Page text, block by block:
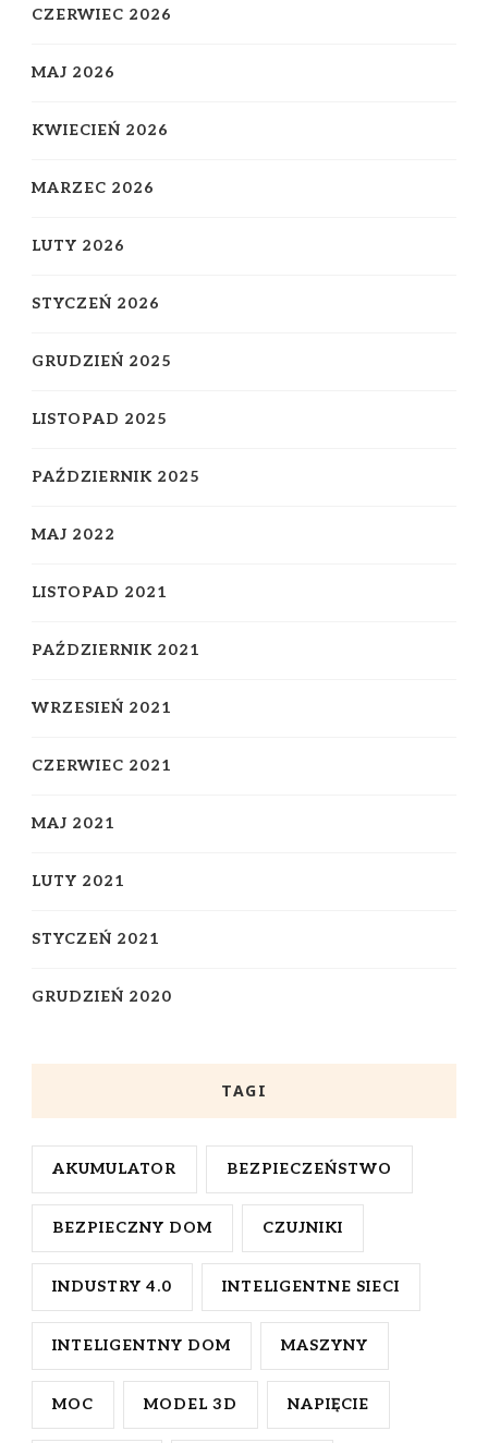
CZERWIEC 2026
MAJ 2026
KWIECIEŃ 2026
MARZEC 2026
LUTY 2026
STYCZEŃ 2026
GRUDZIEŃ 2025
LISTOPAD 2025
PAŹDZIERNIK 2025
MAJ 2022
LISTOPAD 2021
PAŹDZIERNIK 2021
WRZESIEŃ 2021
CZERWIEC 2021
MAJ 2021
LUTY 2021
STYCZEŃ 2021
GRUDZIEŃ 2020
TAGI
AKUMULATOR BEZPIECZEŃSTWO
BEZPIECZNY DOM CZUJNIKI
INDUSTRY 4.0 INTELIGENTNE SIECI
INTELIGENTNY DOM MASZYNY
MOC MODEL 3D NAPIĘCIE